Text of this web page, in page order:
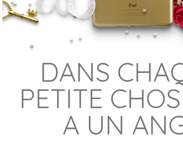
DANS
PETITE
A UN